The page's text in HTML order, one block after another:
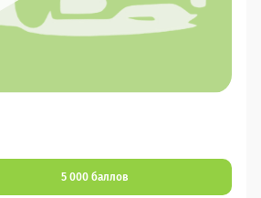
5 000 баллов